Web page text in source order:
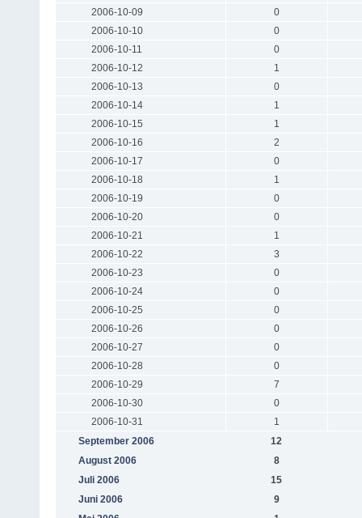
2006-10-09
0
2006-10-10
0
2006-10-11
0
2006-10-12
1
2006-10-13
0
2006-10-14
1
2006-10-15
1
2006-10-16
2
2006-10-17
0
2006-10-18
1
2006-10-19
0
2006-10-20
0
2006-10-21
1
2006-10-22
3
2006-10-23
0
2006-10-24
0
2006-10-25
0
2006-10-26
0
2006-10-27
0
2006-10-28
0
2006-10-29
7
2006-10-30
0
2006-10-31
1
September 2006
12
August 2006
8
Juli 2006
15
Juni 2006
9